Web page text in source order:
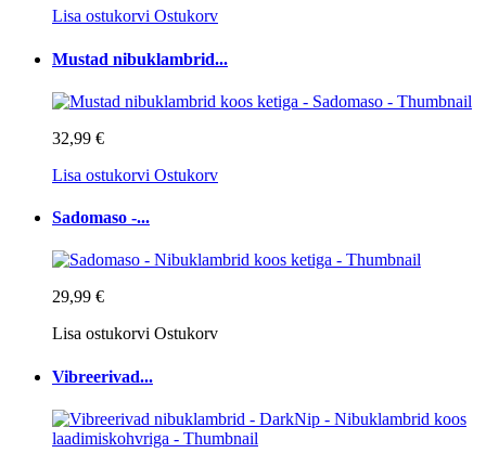
Lisa ostukorvi Ostukorv
Mustad nibuklambrid...
32,99 €
Lisa ostukorvi Ostukorv
Sadomaso -...
29,99 €
Lisa ostukorvi Ostukorv
Vibreerivad...